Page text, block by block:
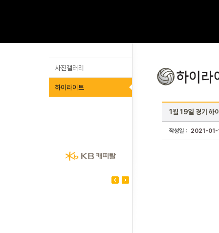
사진갤러리
하이라이트
1월 19일 경기 하
작성일 : 2021-01-